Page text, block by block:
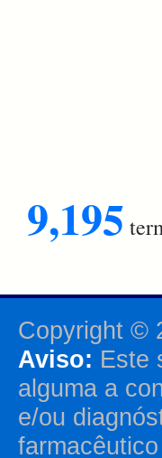
9,195
Copyright ©
Aviso: Este
alguma a
e/ou